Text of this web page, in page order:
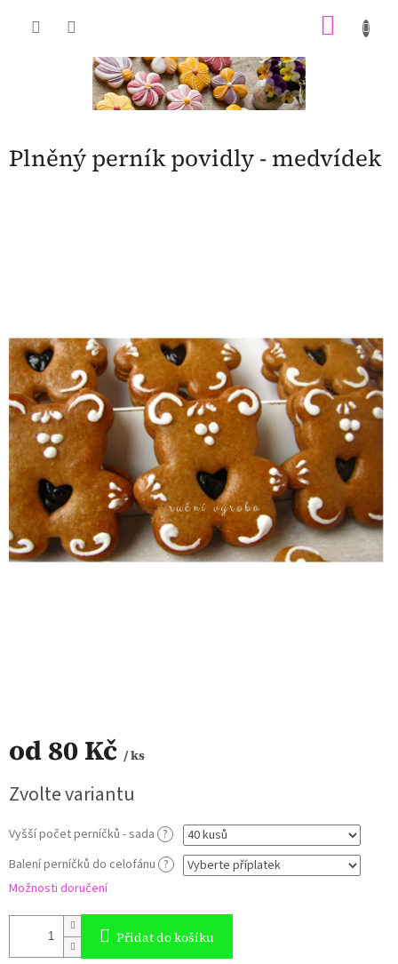
Plněný perník povidly - medvídek
od80 Kč / ks
cena:
Zvolte variantu
Vyšší počet perníčků - sada ?
Balení perníčků do celofánu ?
Možnosti doručení
Přidat do košíku